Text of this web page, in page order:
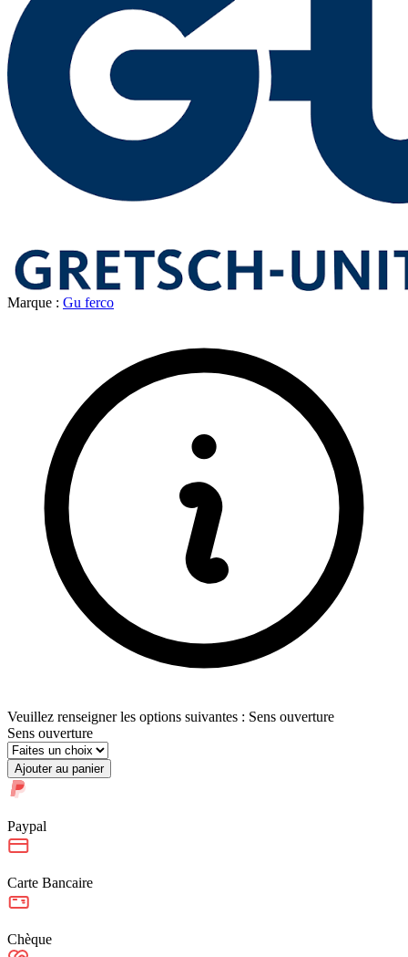
Marque : Gu ferco
Veuillez renseigner les options suivantes : Sens ouverture
Sens ouverture
Ajouter au panier
Paypal
Carte Bancaire
Chèque